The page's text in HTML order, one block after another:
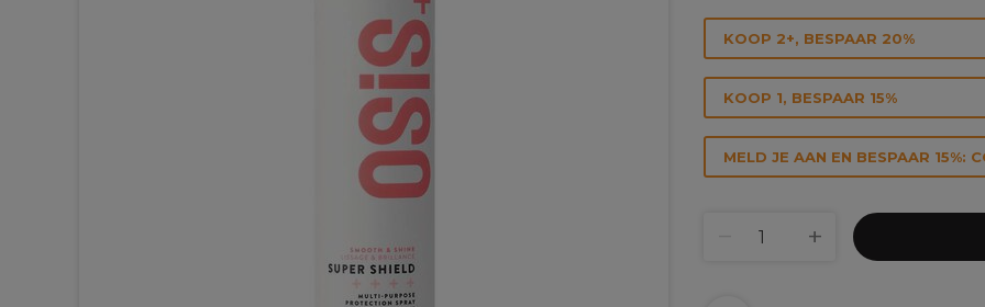
KOOP 2+, BESPAAR 20%
KOOP 1, BESPAAR 15%
MELD JE AAN EN BESPAAR 15%: